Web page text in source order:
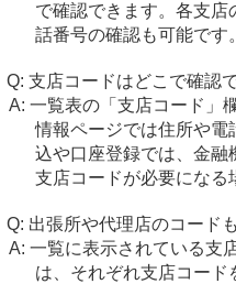
で確認できます。各支店
話番号の確認も可能です。
支店コードはどこで確認
一覧表の「支店コード」
情報ページでは住所や電
込や口座登録では、金融
支店コードが必要になる
出張所や代理店のコード
一覧に表示されている支
は、それぞれ支店コード